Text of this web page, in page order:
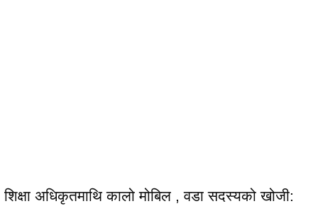
शिक्षा अधिकृतमाथि कालो मोबिल , वडा सदस्यको खोजी: